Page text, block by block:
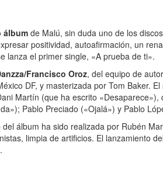
álbum de Malú, sin duda uno de los
positividad, autoafirmación, un
lanza el primer single, «A prueba de ti».
Francisco Oroz, del equipo de
DF, y masterizada por Tom Baker.
Martín (que ha escrito
Pablo Preciado («Ojalá») y Pablo
álbum ha sido realizada por Rubén
limpia de artificios. El lanzamiento